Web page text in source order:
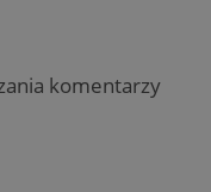
komentarzy